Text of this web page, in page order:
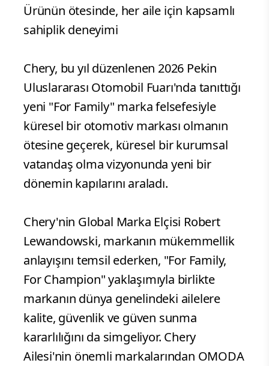
Ürünün ötesinde, her aile için kapsamlı
sahiplik deneyimi
Chery, bu yıl düzenlenen 2026 Pekin
Uluslararası Otomobil Fuarı'nda tanıttığı
yeni "For Family" marka felsefesiyle
küresel bir otomotiv markası olmanın
ötesine geçerek, küresel bir kurumsal
vatandaş olma vizyonunda yeni bir
dönemin kapılarını araladı.
Chery'nin Global Marka Elçisi Robert
Lewandowski, markanın mükemmellik
anlayışını temsil ederken, "For Family,
For Champion" yaklaşımıyla birlikte
markanın dünya genelindeki ailelere
kalite, güvenlik ve güven sunma
kararlılığını da simgeliyor. Chery
Ailesi'nin önemli markalarından OMODA